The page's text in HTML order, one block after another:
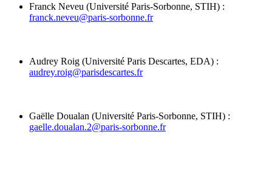
Franck Neveu (Université Paris-Sorbonne, STIH) :
franck.neveu@paris-sorbonne.fr
Audrey Roig (Université Paris Descartes, EDA) :
audrey.roig@parisdescartes.fr
Gaëlle Doualan (Université Paris-Sorbonne, STIH) :
gaelle.doualan.2@paris-sorbonne.fr